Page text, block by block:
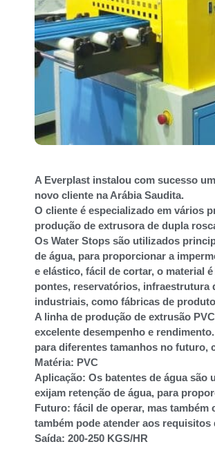
A Everplast instalou com sucesso
novo cliente na Arábia Saudita.
O cliente é especializado em vários
produção de extrusora de dupla
Os Water Stops são utilizados
de água, para proporcionar a
e elástico, fácil de cortar, o material
pontes, reservatórios, infraestrutura
industriais, como fábricas de
A linha de produção de extrusão
excelente desempenho e
para diferentes tamanhos no futuro,
Matéria: PVC
Aplicação: Os batentes de água
exijam retenção de água, para
Futuro: fácil de operar, mas também
também pode atender aos
Saída: 200-250 KGS/HR